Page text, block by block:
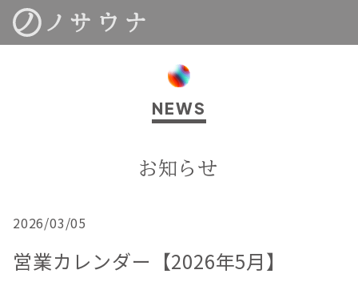
NEWS
お知らせ
2026/03/05
営業カレンダー【2026年5月】